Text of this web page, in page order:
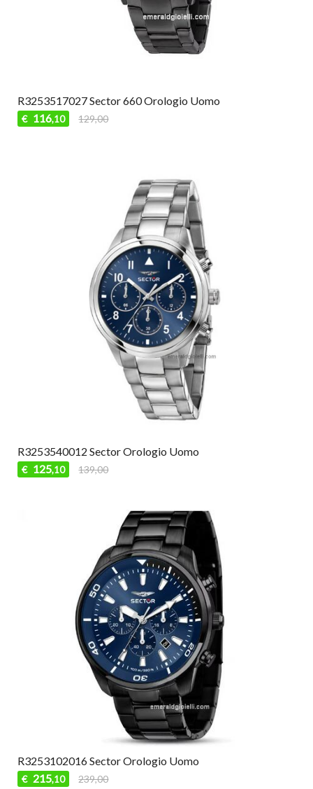
R3253517027 Sector 660 Orologio Uomo
€ 116,10 129,00
R3253540012 Sector Orologio Uomo
€ 125,10 139,00
R3253102016 Sector Orologio Uomo
€ 215,10 239,00